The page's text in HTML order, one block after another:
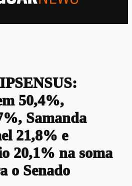
50,4%,
Samanda
21,8% e
20,1% na soma
o Senado